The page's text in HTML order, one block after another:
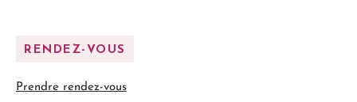
RENDEZ-VOUS
Prendre rendez-vous